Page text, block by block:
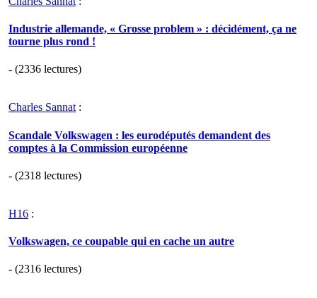
Industrie allemande, « Grosse problem » : décidément, ça ne
tourne plus rond !
- (2336 lectures)
Charles Sannat :
Scandale Volkswagen : les eurodéputés demandent des
comptes à la Commission européenne
- (2318 lectures)
H16 :
Volkswagen, ce coupable qui en cache un autre
- (2316 lectures)